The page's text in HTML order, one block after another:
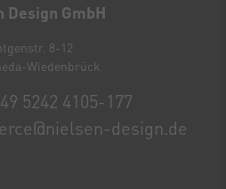
Design GmbH
8-12
Wiedenbrück
5242 4105-177
design.de